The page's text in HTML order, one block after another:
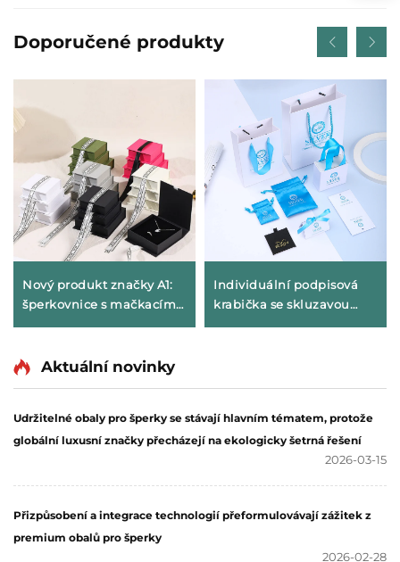
Doporučené produkty
Nový produkt značky A1:
šperkovnice s mačkacím
pro šperky (prsteny,
s logem.
Individuální podpisová
krabička se skluzavou
šperky
Aktuální novinky
Udržitelné obaly pro šperky se stávají hlavním tématem, protože
globální luxusní značky přecházejí na ekologicky šetrná řešení
2026-03-15
Přizpůsobení a integrace technologií přeformulovávají zážitek z
premium obalů pro šperky
2026-02-28